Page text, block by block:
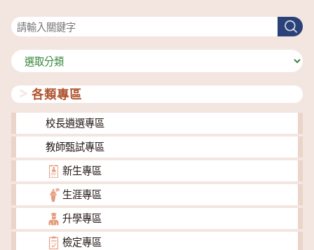
搜
尋
分
類
各類專區
校長遴選專區
教師甄試專區
新生專區
生涯專區
升學專區
檢定專區